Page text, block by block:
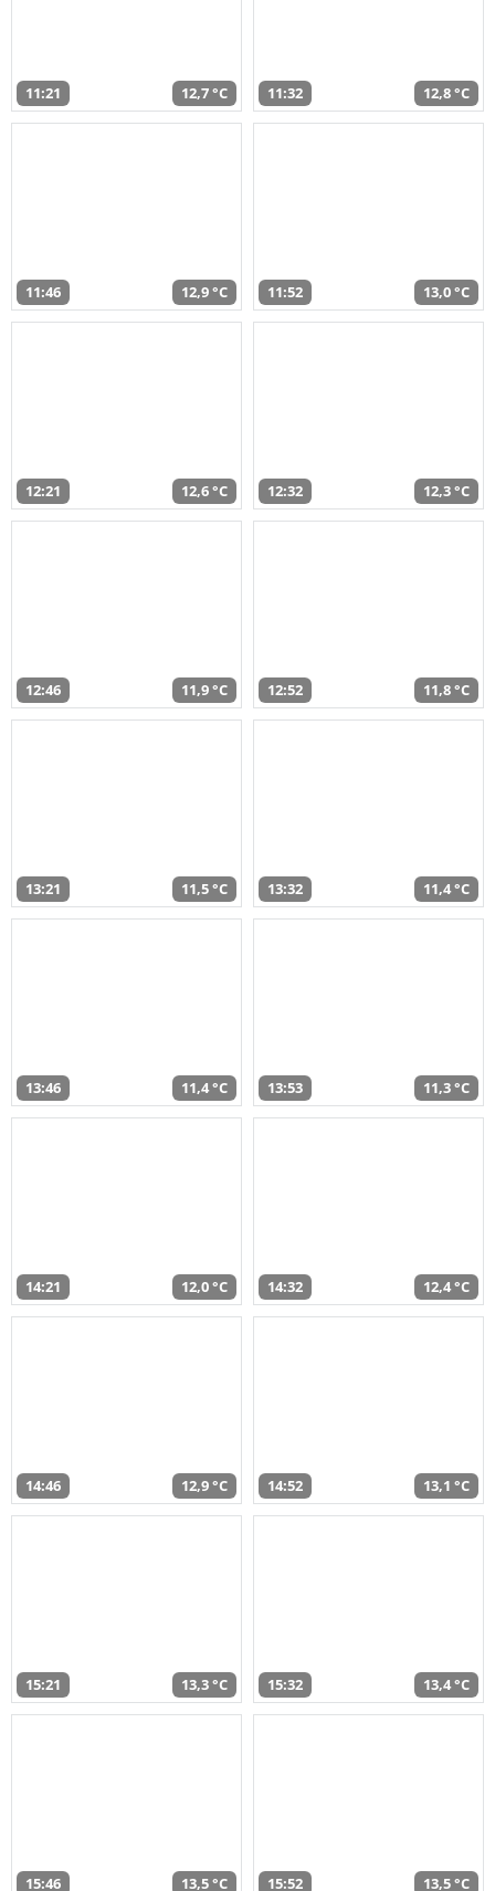
11:21 12,7 °C 11:32 12,8 °C
11:46 12,9 °C 11:52 13,0 °C
12:21 12,6 °C 12:32 12,3 °C
12:46 11,9 °C 12:52 11,8 °C
13:21 11,5 °C 13:32 11,4 °C
13:46 11,4 °C 13:53 11,3 °C
14:21 12,0 °C 14:32 12,4 °C
14:46 12,9 °C 14:52 13,1 °C
15:21 13,3 °C 15:32 13,4 °C
15:46 13,5 °C 15:52 13,5 °C